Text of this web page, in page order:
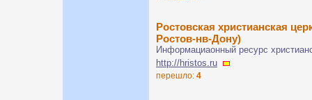
Ростовская христианская
Ростов-нв-Дону)
Информациаонный ресурс
http://hristos.ru
перешло: 4